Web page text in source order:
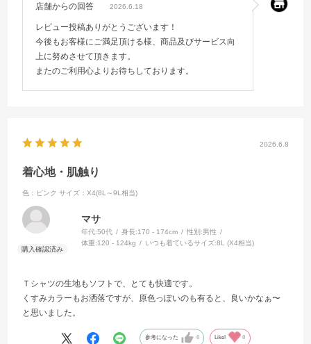
店舗からの回答 2026.6.18
レビュー投稿ありがとうございます！
今後もお客様にご満足頂ける様、商品及びサービス向
上に努めさせて頂きます。
またのご利用心よりお待ちしております。
2026.6.8
着心地・肌触り
色：ピンク サイズ：X4(8L～9L相当)
マサ
年代:50代 身長:170 - 174cm 性別:男性
体重:120 - 124kg いつも着ているサイズ:8L (X4相当)
Ｔシャツの生地もソフトで、とても快適です。
くすみカラーもお洒落ですが、原色っぽいのも有ると、良いかなぁ〜
と思いました。
参考になった 0 Like! 0